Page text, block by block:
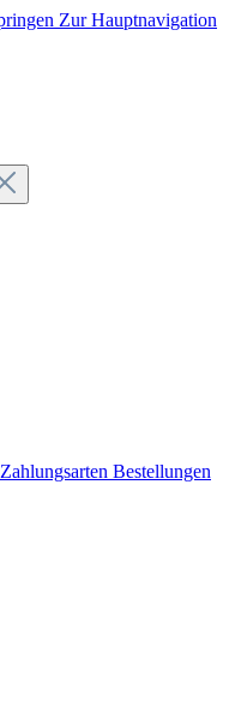
Zur Hauptnavigation
Zahlungsarten Bestellungen